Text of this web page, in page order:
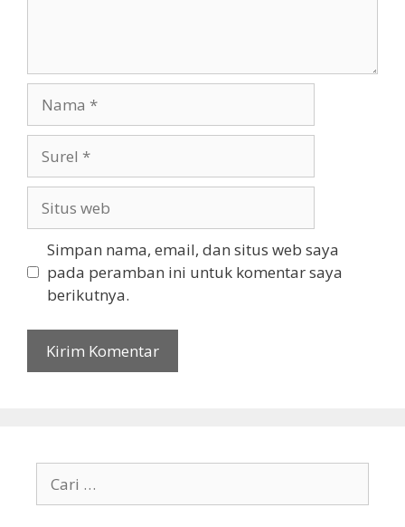
web
Simpan nama, email, dan situs web saya
pada peramban ini untuk komentar saya
berikutnya.
untuk: